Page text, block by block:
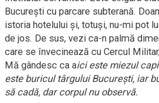
București cu parcare subterană.
istoria hotelului și, totuși, nu-mi pot
de jos. De sus, vezi ca-n palmă
care se învecinează cu Cercul
Mă gândesc ca aici este miezul
este buricul târgului București, iar
să cadă, dar corpul nu observă.